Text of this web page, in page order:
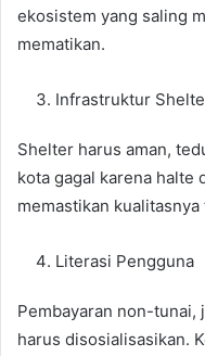
ekosistem yang saling
mematikan.
Infrastruktur
Shelter harus aman,
kota gagal karena halte
memastikan
Literasi Pengguna
Pembayaran non-tunai,
harus disosialisasikan.